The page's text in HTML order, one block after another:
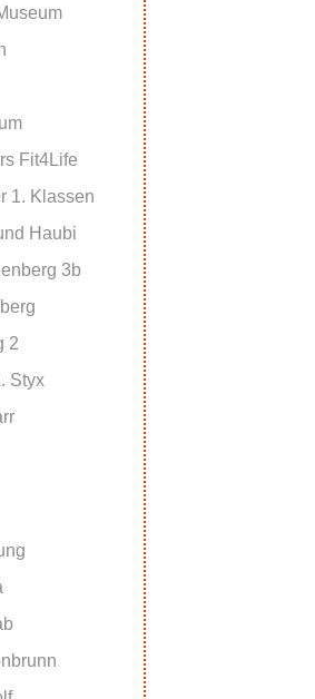
Fit4Life
1. Klassen
Haubi
3b
2
Styx